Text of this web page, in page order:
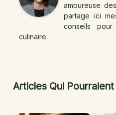
amoureuse
partage ici
conseils
culinaire.
Articles Qui